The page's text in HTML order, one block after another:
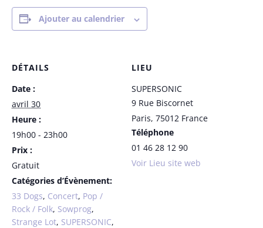
Ajouter au calendrier
DÉTAILS
Date :
avril 30
Heure :
19h00 - 23h00
Prix :
Gratuit
Catégories d’Évènement:
33 Dogs, Concert, Pop /
Rock / Folk, Sowprog,
Strange Lot, SUPERSONIC,
LIEU
SUPERSONIC
9 Rue Biscornet
Paris, 75012 France
Téléphone
01 46 28 12 90
Voir Lieu site web